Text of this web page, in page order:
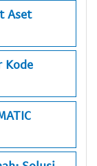
Aset
Kode